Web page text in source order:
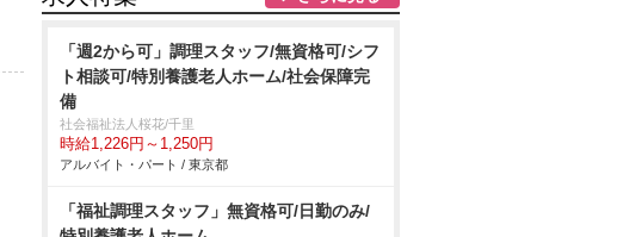
「週2から可」調理スタッフ/無資格可/シフ
ト相談可/特別養護老人ホーム/社会保障完
備
社会福祉法人桜花/千里
時給1,226円～1,250円
アルバイト・パート / 東京都
「福祉調理スタッフ」無資格可/日勤のみ/